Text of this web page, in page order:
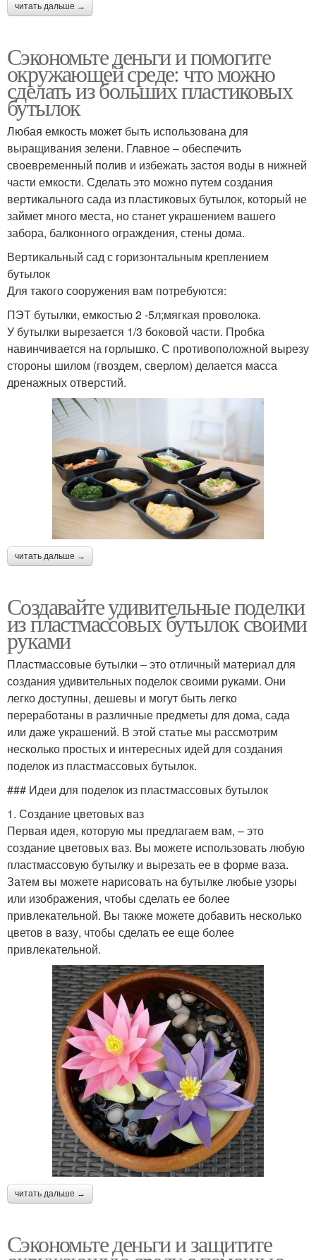
читать дальше →
Сэкономьте деньги и помогите
окружающей среде: что можно
сделать из больших пластиковых
бутылок
Любая емкость может быть использована для
выращивания зелени. Главное – обеспечить
своевременный полив и избежать застоя воды в нижней
части емкости. Сделать это можно путем создания
вертикального сада из пластиковых бутылок, который не
займет много места, но станет украшением вашего
забора, балконного ограждения, стены дома.
Вертикальный сад с горизонтальным креплением
бутылок
Для такого сооружения вам потребуются:
ПЭТ бутылки, емкостью 2 -5л;мягкая проволока.
У бутылки вырезается 1/3 боковой части. Пробка
навинчивается на горлышко. С противоположной вырезу
стороны шилом (гвоздем, сверлом) делается масса
дренажных отверстий.
читать дальше →
Создавайте удивительные поделки
из пластмассовых бутылок своими
руками
Пластмассовые бутылки – это отличный материал для
создания удивительных поделок своими руками. Они
легко доступны, дешевы и могут быть легко
переработаны в различные предметы для дома, сада
или даже украшений. В этой статье мы рассмотрим
несколько простых и интересных идей для создания
поделок из пластмассовых бутылок.
### Идеи для поделок из пластмассовых бутылок
1. Создание цветовых ваз
Первая идея, которую мы предлагаем вам, – это
создание цветовых ваз. Вы можете использовать любую
пластмассовую бутылку и вырезать ее в форме ваза.
Затем вы можете нарисовать на бутылке любые узоры
или изображения, чтобы сделать ее более
привлекательной. Вы также можете добавить несколько
цветов в вазу, чтобы сделать ее еще более
привлекательной.
читать дальше →
Сэкономьте деньги и защитите